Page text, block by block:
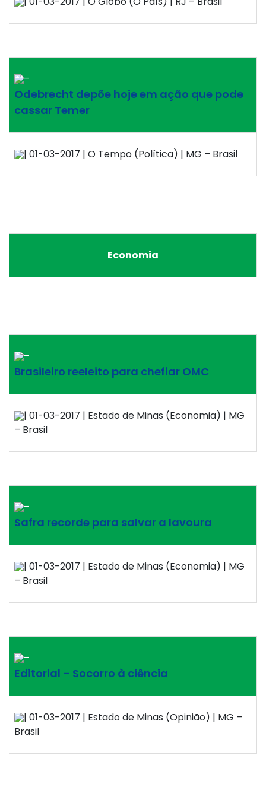
–
Odebrecht depõe hoje em ação que pode
cassar Temer
| 01-03-2017 | O Tempo (Política) | MG – Brasil
Economia
–
Brasileiro reeleito para chefiar OMC
| 01-03-2017 | Estado de Minas (Economia) | MG
– Brasil
–
Safra recorde para salvar a lavoura
| 01-03-2017 | Estado de Minas (Economia) | MG
– Brasil
–
Editorial – Socorro à ciência
| 01-03-2017 | Estado de Minas (Opinião) | MG –
Brasil